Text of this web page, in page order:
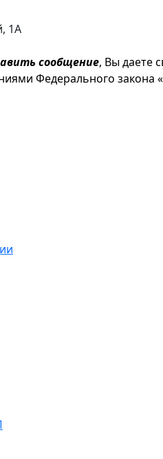
1А
сообщение, Вы даете
Федерального